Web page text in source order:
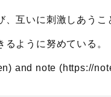
、互いに刺激しあう
ように努めている。
and note (https://